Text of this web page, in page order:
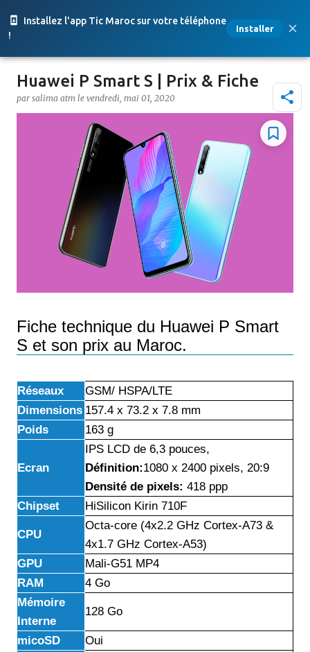
Installez l'app Tic Maroc sur votre téléphone
!
Installer
Accéder au contenu principal
Huawei P Smart S | Prix & Fiche
par salima atm le vendredi, mai 01, 2020
Fiche technique du Huawei P Smart
S et son prix au Maroc.
Réseaux
GSM/ HSPA/LTE
Dimensions 157.4 x 73.2 x 7.8 mm
Poids
163 g
Ecran
IPS LCD de 6,3 pouces,
Définition:1080 x 2400 pixels, 20:9
Densité de pixels: 418 ppp
Chipset
HiSilicon Kirin 710F
CPU
Octa-core (4x2.2 GHz Cortex-A73 &
4x1.7 GHz Cortex-A53)
GPU
Mali-G51 MP4
RAM
4 Go
Mémoire
Interne
128 Go
micoSD Oui